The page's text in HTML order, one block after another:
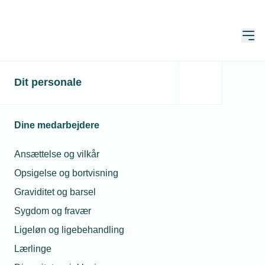
Dit personale
Dine medarbejdere
Ansættelse og vilkår
Opsigelse og bortvisning
Graviditet og barsel
Sygdom og fravær
Ligeløn og ligebehandling
Lærlinge
Masseafskedigelse
Lov om kollektive afskedigelser – hvad
du skal vide
Står din virksomhed over for større
reglerne om masseafskedigelser. Loven stiller
nemlig en række krav til processen, og manglende